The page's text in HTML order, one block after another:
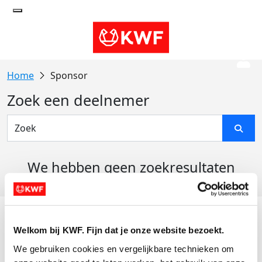
Welkom bij KWF. Fijn dat je onze website bezoekt.
We gebruiken cookies en vergelijkbare technieken om
Sponsor
Zoek een deelnemer
We hebben geen zoekresultaten
Actiematerialen
Evenementen